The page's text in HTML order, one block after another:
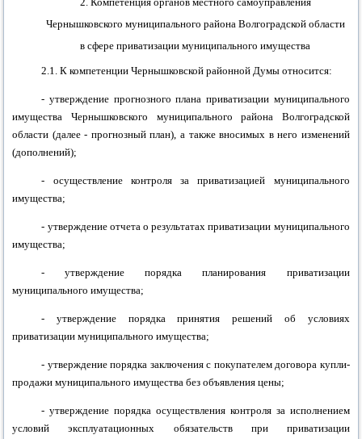
Чернышковского муниципального районаВолгоградской области
в сфере приватизации муниципального имущества
2.1. К компетенцииЧернышковской районной Думы относится:
- утверждение прогнозного плана приватизации муниципального
имущества Чернышковского муниципального района Волгоградской
области (далее - прогнозный план), а также вносимых в него изменений
(дополнений);
- осуществление контроля за приватизацией муниципального
имущества;
- утверждение отчета о результатах приватизации муниципального
имущества;
- утверждение порядка планирования приватизации
муниципального имущества;
- утверждение порядка принятия решений об условиях
приватизации муниципального имущества;
- утверждение порядка заключения с покупателем договора купли-
продажи муниципального имущества без объявления цены;
- утверждение порядка осуществления контроля за исполнением
условий эксплуатационных обязательств при приватизации